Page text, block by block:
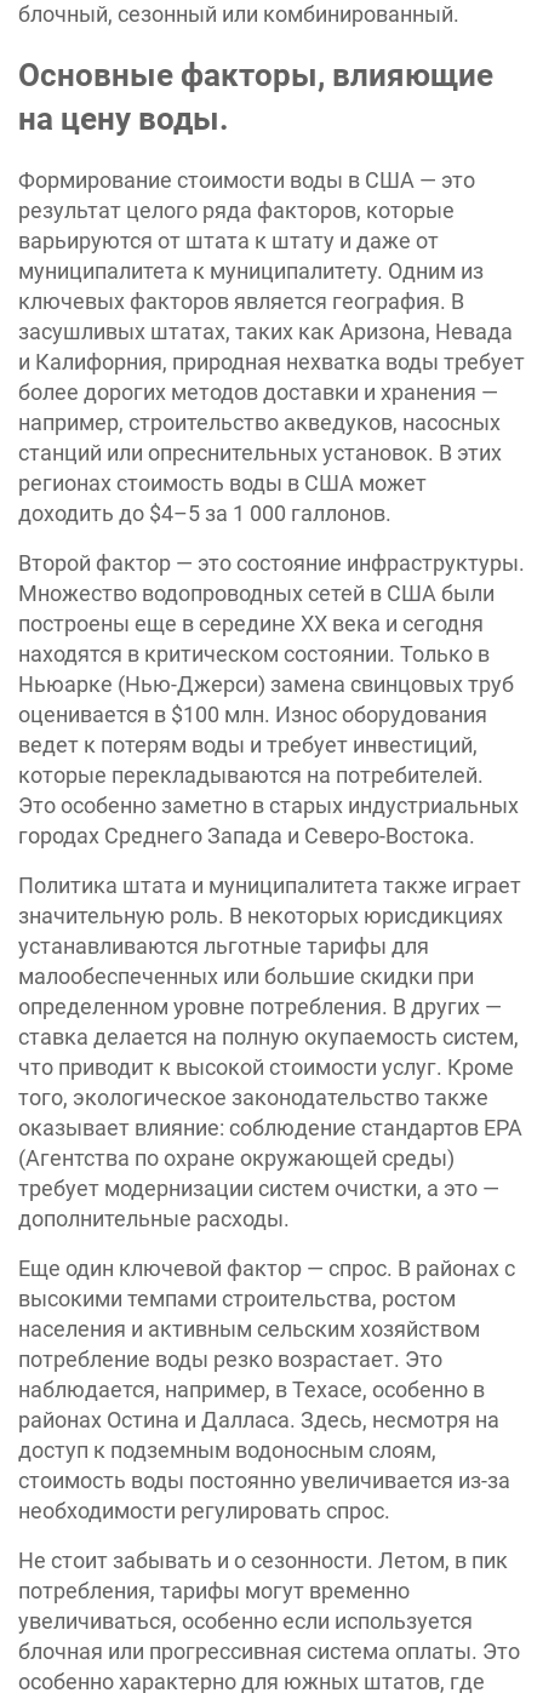
блочный, сезонный или комбинированный.
Основные факторы, влияющие
на цену воды.
Формирование стоимости воды в США — это
результат целого ряда факторов, которые
варьируются от штата к штату и даже от
муниципалитета к муниципалитету. Одним из
ключевых факторов является география. В
засушливых штатах, таких как Аризона, Невада
и Калифорния, природная нехватка воды требует
более дорогих методов доставки и хранения —
например, строительство акведуков, насосных
станций или опреснительных установок. В этих
регионах стоимость воды в США может
доходить до $4–5 за 1 000 галлонов.
Второй фактор — это состояние инфраструктуры.
Множество водопроводных сетей в США были
построены еще в середине XX века и сегодня
находятся в критическом состоянии. Только в
Ньюарке (Нью-Джерси) замена свинцовых труб
оценивается в $100 млн. Износ оборудования
ведет к потерям воды и требует инвестиций,
которые перекладываются на потребителей.
Это особенно заметно в старых индустриальных
городах Среднего Запада и Северо-Востока.
Политика штата и муниципалитета также играет
значительную роль. В некоторых юрисдикциях
устанавливаются льготные тарифы для
малообеспеченных или большие скидки при
определенном уровне потребления. В других —
ставка делается на полную окупаемость систем,
что приводит к высокой стоимости услуг. Кроме
того, экологическое законодательство также
оказывает влияние: соблюдение стандартов EPA
(Агентства по охране окружающей среды)
требует модернизации систем очистки, а это —
дополнительные расходы.
Еще один ключевой фактор — спрос. В районах с
высокими темпами строительства, ростом
населения и активным сельским хозяйством
потребление воды резко возрастает. Это
наблюдается, например, в Техасе, особенно в
районах Остина и Далласа. Здесь, несмотря на
доступ к подземным водоносным слоям,
стоимость воды постоянно увеличивается из-за
необходимости регулировать спрос.
Не стоит забывать и о сезонности. Летом, в пик
потребления, тарифы могут временно
увеличиваться, особенно если используется
блочная или прогрессивная система оплаты. Это
особенно характерно для южных штатов, где